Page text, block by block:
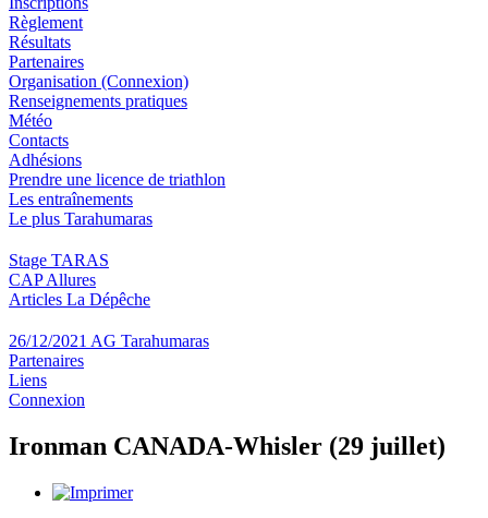
Règlement
Résultats
Partenaires
Organisation (Connexion)
Renseignements pratiques
Météo
Contacts
Adhésions
Prendre une licence de triathlon
Les entraînements
Le plus Tarahumaras
Stage TARAS
CAP Allures
Articles La Dépêche
26/12/2021 AG Tarahumaras
Partenaires
Liens
Connexion
Ironman CANADA-Whisler (29 juillet)